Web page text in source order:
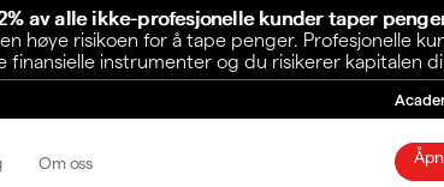
av alle ikke-profesjonelle kunder taper
risikoen for å tape penger. Profesjonelle
instrumenter og du risikerer kapitalen
Om oss